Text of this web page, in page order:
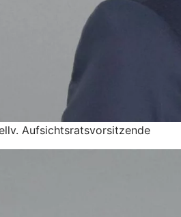
Aufsichtsratsvorsitzende